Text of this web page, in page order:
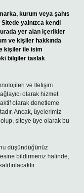
kurum veya şahıs
yalnızca kendi
yer alan içerikler
ve kişiler hakkında
kişiler ile isim
bilgiler taslak
ve İletişim
olarak hizmet
olarak denetleme
Ancak, üyelerimiz
siteye üye olarak bu
düşündüğünüz
bildirmeniz halinde,